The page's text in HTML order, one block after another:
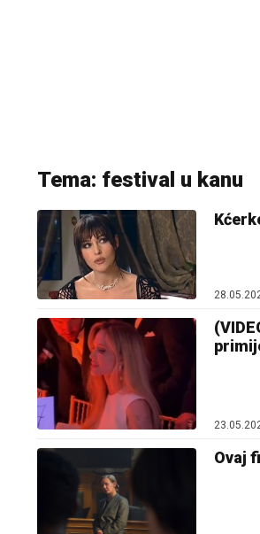
Tema: festival u kanu
Ovaj